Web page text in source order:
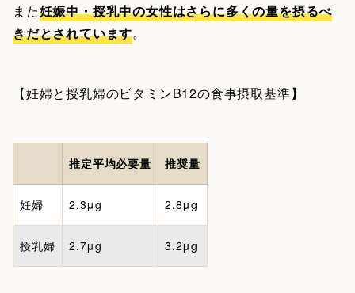
また妊娠中・授乳中の女性はさらに多くの量を摂るべ
きだとされています。
【妊婦と授乳婦のビタミンB12の食事摂取基準】
推定平均必要量 推奨量
妊婦 2.3μg 2.8μg
授乳婦 2.7μg 3.2μg